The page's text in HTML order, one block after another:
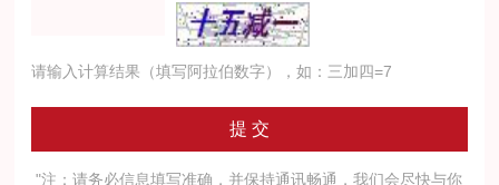
请输入计算结果（填写阿拉伯数字），如：三加四=7
"注：请务必信息填写准确，并保持通讯畅通，我们会尽快与你